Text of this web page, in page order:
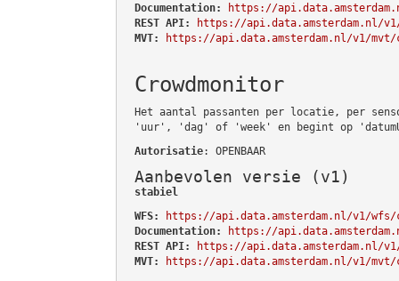
Documentation:
https://
REST API:
https://api.data.amsterdam.nl/v1/
MVT:
https://api.data.amsterdam.nl/v1/mvt/
Crowdmonitor
Het aantal passanten per locatie, per
'uur', 'dag' of 'week' en begint op
Autorisatie: OPENBAAR
Aanbevolen versie (v1)
stabiel
WFS:
https://api.data.amsterdam.nl/v1/wfs/
Documentation:
https://
REST API:
https://api.data.amsterdam.nl/
MVT:
https://api.data.amsterdam.nl/v1/mvt/